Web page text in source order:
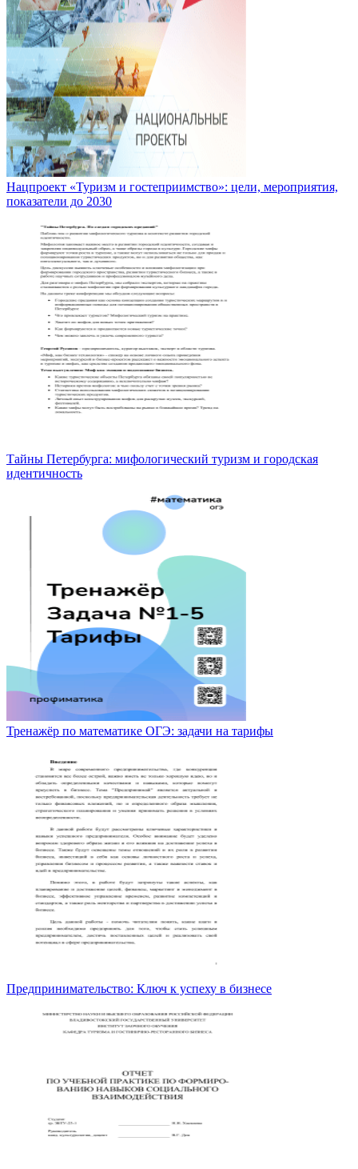
Нацпроект «Туризм и гостеприимство»: цели, мероприятия,
показатели до 2030
Тайны Петербурга: мифологический туризм и городская
идентичность
Тренажёр по математике ОГЭ: задачи на тарифы
Предпринимательство: Ключ к успеху в бизнесе